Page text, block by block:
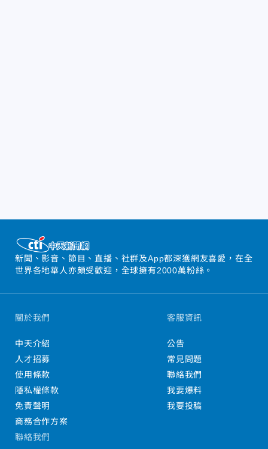
新聞、影音、節目、直播、社群及App都深獲網友喜愛，在全
世界各地華人亦頗受歡迎，全球擁有2000萬粉絲。
關於我們
中天介紹
人才招募
使用條款
隱私權條款
免責聲明
商務合作方案
客服資訊
公告
常見問題
聯絡我們
我要爆料
我要投稿
聯絡我們